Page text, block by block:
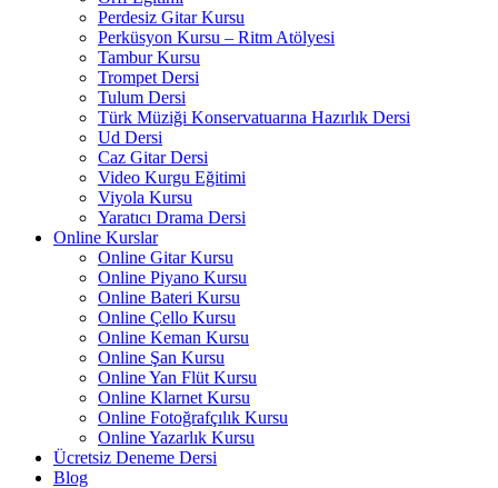
Perdesiz Gitar Kursu
Perküsyon Kursu – Ritm Atölyesi
Tambur Kursu
Trompet Dersi
Tulum Dersi
Türk Müziği Konservatuarına Hazırlık Dersi
Ud Dersi
Caz Gitar Dersi
Video Kurgu Eğitimi
Viyola Kursu
Yaratıcı Drama Dersi
Online Kurslar
Online Gitar Kursu
Online Piyano Kursu
Online Bateri Kursu
Online Çello Kursu
Online Keman Kursu
Online Şan Kursu
Online Yan Flüt Kursu
Online Klarnet Kursu
Online Fotoğrafçılık Kursu
Online Yazarlık Kursu
Ücretsiz Deneme Dersi
Blog